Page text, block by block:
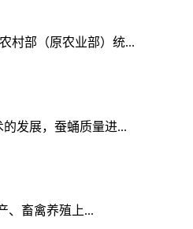
村部（原农业部）统...
发展，蚕蛹质量进...
、畜禽养殖上...